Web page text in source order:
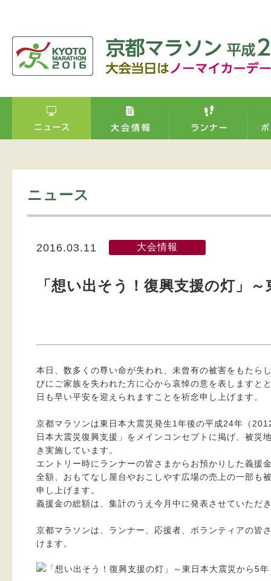
ニュース
2016.03.11 大会情報
「想い出そう！復興支援の灯」
本日、数多くの尊い命が失われ、未曾有の被害をもたら
びにご家族を失われた方に心から哀悼の意を表しますと
日も早い平安を迎えられますことを祈念申し上げます。
京都マラソンは東日本大震災発生1年後の平成24年（
日本大震災復興支援」をメインコンセプトに掲げ、被災
き実施しています。
エントリー時にランナーの皆さまからお預かりした義援
全額、おもてなし屋台やおこしやす広場の売上の一部も
申し上げます。
義援金の総額は、集計のうえ今月中に発表させていただ
京都マラソンは、ランナー、応援者、ボランティアの皆
けます。